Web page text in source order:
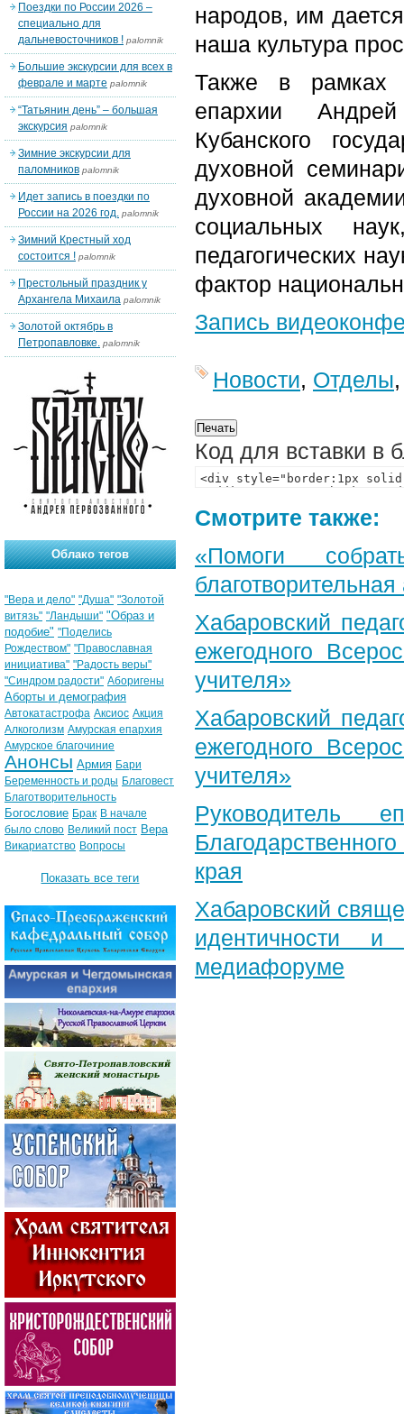
народов, им
наша культура
Также в рамках
епархии
Кубанского
духовной
духовной
социальных
педагогических
фактор
Запись
Новости, Отделы
Код для вставки в
Смотрите также:
«Помоги
Хабаровский
ежегодного
учителя»
Хабаровский
ежегодного
учителя»
Руководитель
края
Хабаровский
идентичности
медиафоруме
Поездки по России 2026 –
специально для
дальневосточников ! palomnik
Большие экскурсии для всех в
феврале и марте palomnik
“Татьянин день” – большая
экскурсия palomnik
Зимние экскурсии для
паломников palomnik
Идет запись в поездки по
России на 2026 год. palomnik
Зимний Крестный ход
состоится ! palomnik
Престольный праздник у
Архангела Михаила palomnik
Золотой октябрь в
Петропавловке. palomnik
Облако тегов
"Вера и дело" "Душа" "Золотой
витязь" "Ландыши" "Образ и
подобие" "Поделись
Рождеством" "Православная
инициатива" "Радость веры"
"Синдром радости" Аборигены
Аборты и демография
Автокатастрофа Аксиос Акция
Алкоголизм Амурская епархия
Амурское благочиние
Анонсы Армия Бари
Беременность и роды Благовест
Благотворительность
Богословие Брак В начале
было слово Великий пост Вера
Викариатство Вопросы
Показать все теги